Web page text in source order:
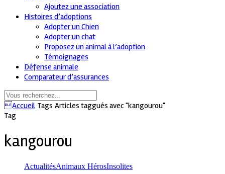
Ajoutez une association
Histoires d’adoptions
Adopter un Chien
Adopter un chat
Proposez un animal à l’adoption
Témoignages
Défense animale
Comparateur d’assurances
Accueil Tags Articles taggués avec "kangourou"
Tag
kangourou
ActualitésAnimaux HérosInsolites